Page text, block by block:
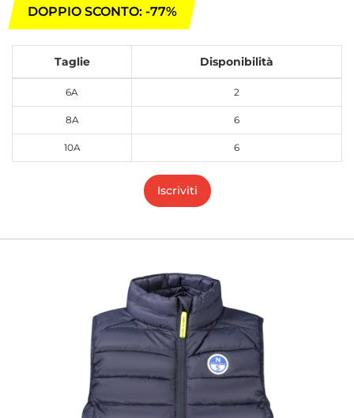
DOPPIO SCONTO: -77%
Taglie Disponibilità
6A 2
8A 6
10A 6
Iscriviti